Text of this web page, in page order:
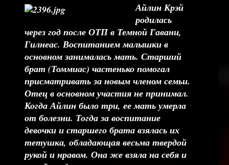
Айлин Крэй
родилась
через год после ОТП в Темной Гавани,
Гилнеас. Воспитанием малышки в
основном занималась мать. Старший
брат (Томмиас) частенько помогал
присматривать за новым членом семьи.
Отец в основном участия не принимал.
Когда Айлин было три, ее мать умерла
от болезни. Тогда за воспитание
девочки и старшего брата взялась их
тетушка, обладающая весьма твердой
рукой и нравом. Она же взяла на себя и